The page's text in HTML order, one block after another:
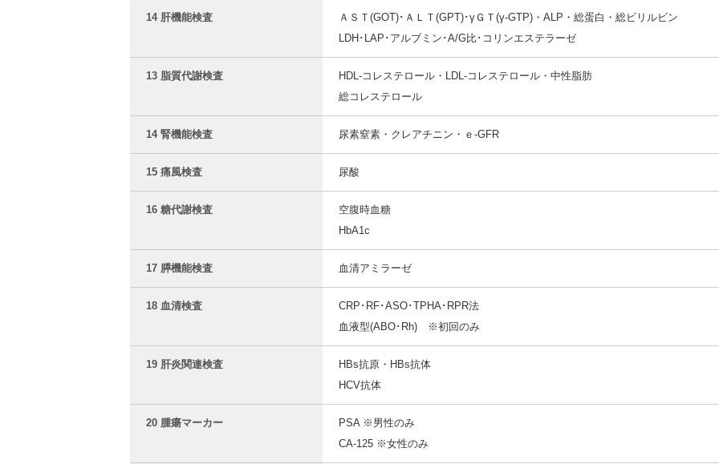
14 肝機能検査
ＡＳＴ(GOT)･ＡＬＴ(GPT)･γＧＴ(γ-GTP)・ALP・総蛋白・総ビリルビン
LDH･LAP･アルブミン･A/G比･コリンエステラーゼ
13 脂質代謝検査
HDL-コレステロール・LDL-コレステロール・中性脂肪
総コレステロール
14 腎機能検査 尿素窒素・クレアチニン・ｅ-GFR
15 痛風検査 尿酸
16 糖代謝検査
空腹時血糖
HbA1c
17 膵機能検査 血清アミラーゼ
18 血清検査
CRP･RF･ASO･TPHA･RPR法
血液型(ABO･Rh) ※初回のみ
19 肝炎関連検査
HBs抗原・HBs抗体
HCV抗体
20 腫瘍マーカー
PSA ※男性のみ
CA-125 ※女性のみ